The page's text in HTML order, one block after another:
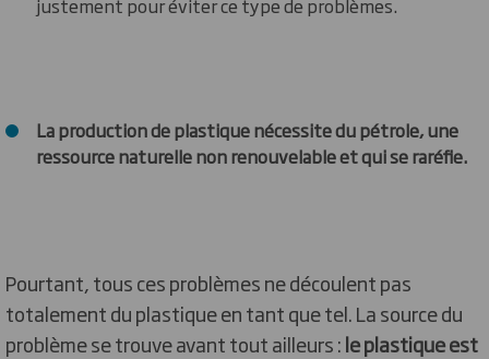
justement pour éviter ce type de problèmes.
La production de plastique nécessite du pétrole, une
ressource naturelle non renouvelable et qui se raréfie.
Pourtant, tous ces problèmes ne découlent pas
totalement du plastique en tant que tel. La source du
problème se trouve avant tout ailleurs :le plastique est